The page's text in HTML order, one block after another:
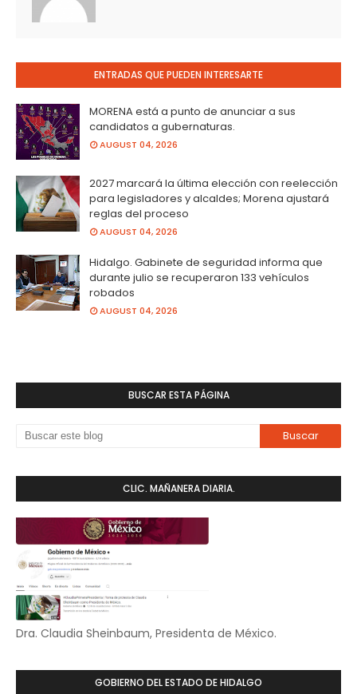
ENTRADAS QUE PUEDEN INTERESARTE
MORENA está a punto de anunciar a sus
candidatos a gubernaturas.
AUGUST 04, 2026
2027 marcará la última elección con reelección
para legisladores y alcaldes; Morena ajustará
reglas del proceso
AUGUST 04, 2026
Hidalgo. Gabinete de seguridad informa que
durante julio se recuperaron 133 vehículos
robados
AUGUST 04, 2026
BUSCAR ESTA PÁGINA
CLIC. MAÑANERA DIARIA.
Dra. Claudia Sheinbaum, Presidenta de México.
GOBIERNO DEL ESTADO DE HIDALGO